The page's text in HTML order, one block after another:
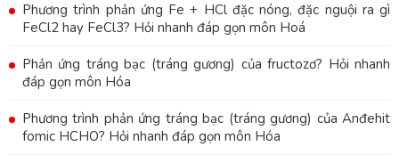
Phương trình phản ứng Fe + HCl đặc nóng, đặc nguội ra gì
FeCl2 hay FeCl3? Hỏi nhanh đáp gọn môn Hoá
Phản ứng tráng bạc (tráng gương) của fructozơ? Hỏi nhanh
đáp gọn môn Hóa
Phương trình phản ứng tráng bạc (tráng gương) của Anđehit
fomic HCHO? Hỏi nhanh đáp gọn môn Hóa